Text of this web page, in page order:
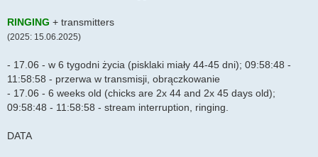
RINGING + transmitters
(2025: 15.06.2025)
- 17.06 - w 6 tygodni życia (pisklaki miały 44-45 dni); 09:58:48 -
11:58:58 - przerwa w transmisji, obrączkowanie
- 17.06 - 6 weeks old (chicks are 2x 44 and 2x 45 days old);
09:58:48 - 11:58:58 - stream interruption, ringing.
DATA